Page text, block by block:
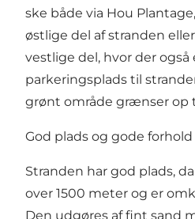
ske både via Hou
østlige del af stranden
vestlige del, hvor der også
parkeringsplads til
grønt område grænser op
God plads og gode forhold
Stranden har god plads,
over 1500 meter og er
Den udgøres af fint sand